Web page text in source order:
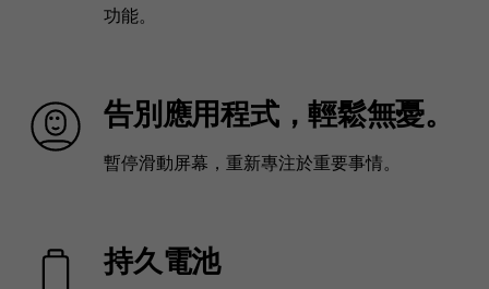
功能。
告別應用程式，輕鬆無憂。
暫停滑動屏幕，重新專注於重要事情。
持久電池